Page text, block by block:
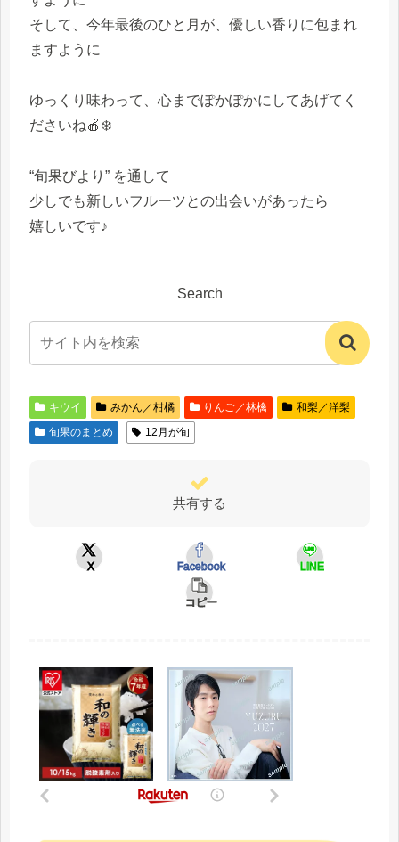
そして、今年最後のひと月が、優しい香りに包まれ
ますように
ゆっくり味わって、心までぽかぽかにしてあげてく
ださいね🍎❄️
“旬果びより” を通して
少しでも新しいフルーツとの出会いがあったら
嬉しいです♪
Search
キウイ みかん／柑橘 りんご／林檎
和梨／洋梨
旬果のまとめ
12月が旬
共有する
X Facebook LINE
コピー